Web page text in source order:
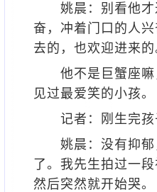
姚晨：别看他才
奋，冲着门口的人
去的，也欢迎进来的
他不是巨蟹座嘛
见过最爱笑的小孩。
记者：刚生完孩
姚晨：没有抑郁
了。我先生拍过一
然后突然就开始哭。